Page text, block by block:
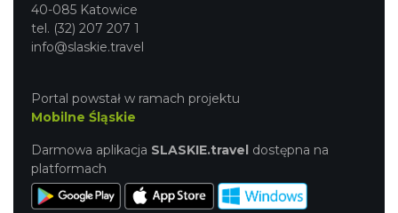
40-085 Katowice
tel. (32) 207 207 1
info@slaskie.travel
Portal powstał w ramach projektu
Mobilne Śląskie
Darmowa aplikacja SLASKIE.travel dostępna na
platformach